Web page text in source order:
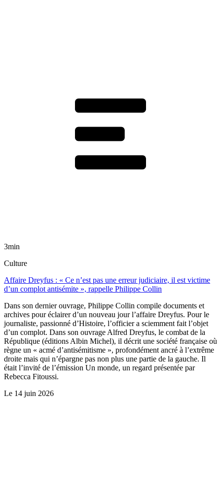
3min
Culture
Affaire Dreyfus : « Ce n’est pas une erreur judiciaire, il est victime
d’un complot antisémite », rappelle Philippe Collin
Dans son dernier ouvrage, Philippe Collin compile documents et
archives pour éclairer d’un nouveau jour l’affaire Dreyfus. Pour le
journaliste, passionné d’Histoire, l’officier a sciemment fait l’objet
d’un complot. Dans son ouvrage Alfred Dreyfus, le combat de la
République (éditions Albin Michel), il décrit une société française où
règne un « acmé d’antisémitisme », profondément ancré à l’extrême
droite mais qui n’épargne pas non plus une partie de la gauche. Il
était l’invité de l’émission Un monde, un regard présentée par
Rebecca Fitoussi.
Le 14 juin 2026